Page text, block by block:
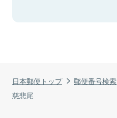
日本郵便トップ 郵便番号検索
慈悲尾